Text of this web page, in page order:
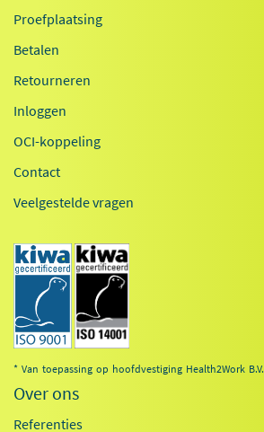
Proefplaatsing
Betalen
Retourneren
Inloggen
OCI-koppeling
Contact
Veelgestelde vragen
* Van toepassing op hoofdvestiging Health2Work B.V.
Over ons
Referenties